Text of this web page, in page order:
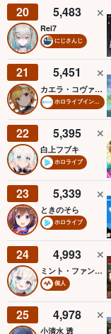
20 5,483
Rei7
にじさんじ
21 5,451
カエラ・コヴァルスキア
ホロライブインドネシア
22 5,395
白上フブキ
ホロライブ
23 5,339
ときのそら
ホロライブ
24 4,993
ミント・ファントーム
個人
25 4,978
小清水 透